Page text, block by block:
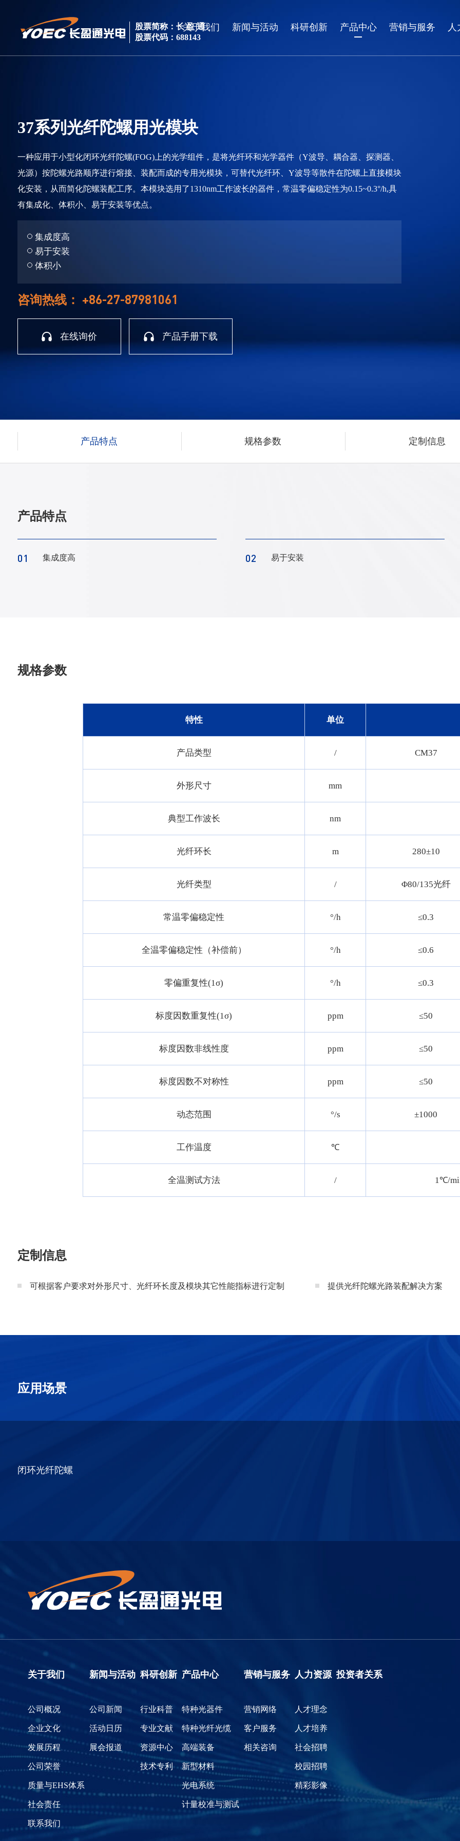
股票简称：长 盈 通
股票代码：688143
关于我们 新闻与活动 科研创新 产品中心 营销与服务
37系列光纤陀螺用光模块
一种应用于小型化闭环光纤陀螺(FOG)上的光学组件，是将光纤环和光学器件（Y波导、耦合器、探测器、
光源）按陀螺光路顺序进行熔接、装配而成的专用光模块，可替代光纤环、Y波导等散件在陀螺上直接模块
化安装，从而简化陀螺装配工序。本模块选用了1310nm工作波长的器件，常温零偏稳定性为0.15~0.3°/h,具
有集成化、体积小、易于安装等优点。
集成度高
易于安装
体积小
咨询热线： +86-27-87981061
在线询价 产品手册下载
产品特点 规格参数 定制信息
产品特点
01 集成度高 02 易于安装
规格参数
特性 单位
产品类型 / CM37
外形尺寸 mm
典型工作波长 nm
光纤环长 m 280±10
光纤类型 / Φ80/135光纤
常温零偏稳定性 °/h ≤0.3
全温零偏稳定性（补偿前） °/h ≤0.6
零偏重复性(1σ) °/h ≤0.3
标度因数重复性(1σ) ppm ≤50
标度因数非线性度 ppm ≤50
标度因数不对称性 ppm ≤50
动态范围 °/s ±1000
工作温度 ℃
全温测试方法 / 1℃/
定制信息
可根据客户要求对外形尺寸、光纤环长度及模块其它性能指标进行定制 提供光纤陀螺光路装配解决方案
应用场景
闭环光纤陀螺
关于我们
公司概况
企业文化
发展历程
公司荣誉
质量与EHS体系
社会责任
联系我们
新闻与活动
公司新闻
活动日历
展会报道
科研创新
行业科普
专业文献
资源中心
技术专利
产品中心
特种光器件
特种光纤光缆
高端装备
新型材料
光电系统
计量校准与测试
营销与服务
营销网络
客户服务
相关咨询
人力资源
人才理念
人才培养
社会招聘
校园招聘
精彩影像
投资者关系